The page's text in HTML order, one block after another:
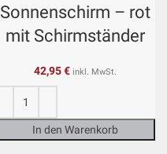
Sonnenschirm – rot
mit Schirmständer
42,95€ inkl. MwSt.
In den Warenkorb